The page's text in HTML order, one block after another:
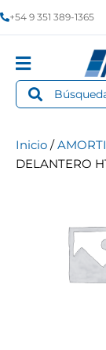
Ir
+54 9 351 389-1365
Search
...
Inicio /
DELANTERO